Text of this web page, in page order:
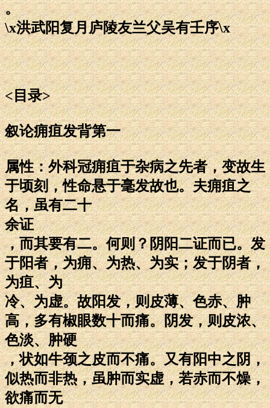
。
\x洪武阳复月庐陵友兰父吴有壬序\x
<目录>
叙论痈疽发背第一
属性：外科冠痈疽于杂病之先者，变故生
于顷刻，性命悬于毫发故也。夫痈疽之
名，虽有二十
余证
，而其要有二。何则？阴阳二证而已。发
于阳者，为痈、为热、为实；发于阴者，
为疽、为
冷、为虚。故阳发，则皮薄、色赤、肿
高，多有椒眼数十而痛。阴发，则皮浓、
色淡、肿硬
，状如牛颈之皮而不痛。又有阳中之阴，
似热而非热，虽肿而实虚，若赤而不燥，
欲痛而无